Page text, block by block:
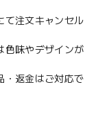
て注文キャンセル
色味やデザインが
・返金はご対応で